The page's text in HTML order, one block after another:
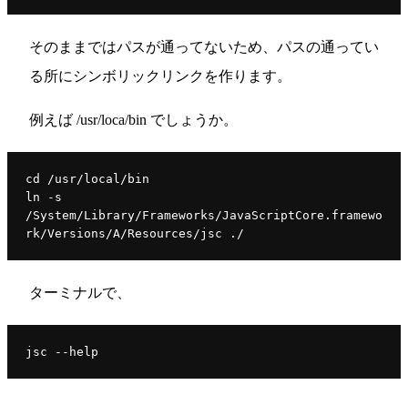
そのままではパスが通ってないため、パスの通ってい
る所にシンボリックリンクを作ります。
例えば /usr/loca/bin でしょうか。
cd /usr/local/bin
ln -s
/System/Library/Frameworks/JavaScriptCore.framewo
ターミナルで、